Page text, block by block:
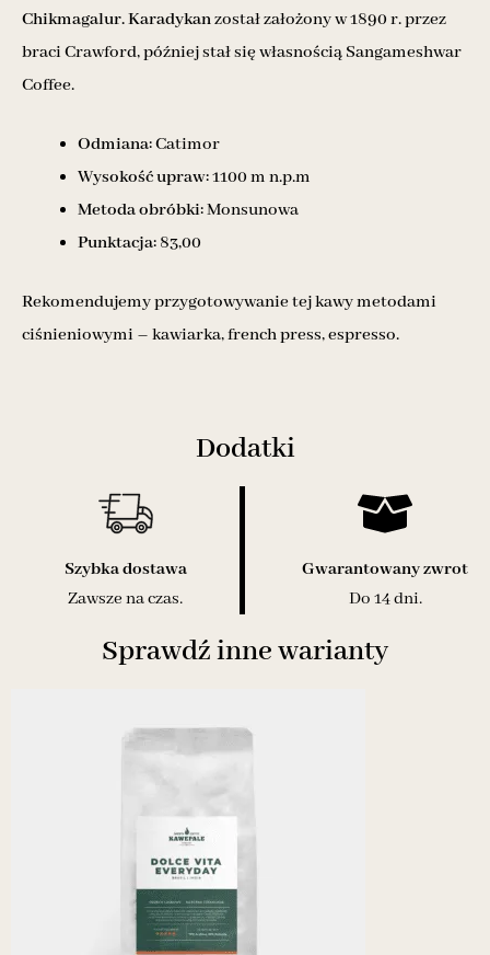
Chikmagalur. Karadykanzostał założony w 1890 r. przez
braci Crawford, później stał się własnością Sangameshwar
Coffee.
Odmiana:Catimor
Wysokość upraw:1100 m n.p.m
Metoda obróbki:Monsunowa
Punktacja: 83,00
Rekomendujemy przygotowywanie tej kawy metodami
ciśnieniowymi – kawiarka, french press, espresso.
Dodatki
Szybka dostawa
Zawsze na czas.
Gwarantowany zwrot
Do 14 dni.
Sprawdź inne warianty